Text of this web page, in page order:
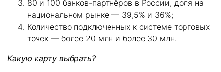
80 и 100 банков-партнёров в России, доля на
национальном рынке — 39,5% и 36%;
Количество подключенных к системе торговых
точек — более 20 млн и более 30 млн.
Какую карту выбрать?